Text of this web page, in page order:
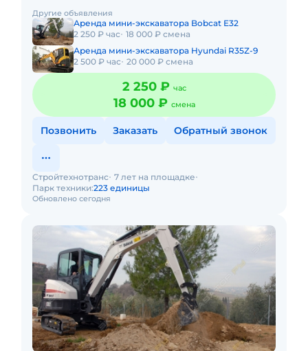
свободна.
Другие объявления
Аренда мини-экскаватора Bobcat E32
2 250 ₽ час 18 000 ₽ смена
Аренда мини-экскаватора Hyundai R35Z-9
2 500 ₽ час 20 000 ₽ смена
2 250 ₽ час
18 000 ₽ смена
Позвонить Заказать Обратный звонок
Обновлено сегодня
Стройтехнотранс 7 лет на площадке
Парк техники:223 единицы